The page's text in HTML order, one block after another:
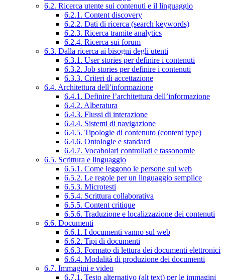
6.2. Ricerca utente sui contenuti e il linguaggio
6.2.1. Content discovery
6.2.2. Dati di ricerca (search keywords)
6.2.3. Ricerca tramite analytics
6.2.4. Ricerca sui forum
6.3. Dalla ricerca ai bisogni degli utenti
6.3.1. User stories per definire i contenuti
6.3.2. Job stories per definire i contenuti
6.3.3. Criteri di accettazione
6.4. Architettura dell’informazione
6.4.1. Definire l’architettura dell’informazione
6.4.2. Alberatura
6.4.3. Flussi di interazione
6.4.4. Sistemi di navigazione
6.4.5. Tipologie di contenuto (content type)
6.4.6. Ontologie e standard
6.4.7. Vocabolari controllati e tassonomie
6.5. Scrittura e linguaggio
6.5.1. Come leggono le persone sul web
6.5.2. Le regole per un linguaggio semplice
6.5.3. Microtesti
6.5.4. Scrittura collaborativa
6.5.5. Content critique
6.5.6. Traduzione e localizzazione dei contenuti
6.6. Documenti
6.6.1. I documenti vanno sul web
6.6.2. Tipi di documenti
6.6.3. Formato di lettura dei documenti elettronici
6.6.4. Modalità di produzione dei documenti
6.7. Immagini e video
6.7.1. Testo alternativo (alt text) per le immagini